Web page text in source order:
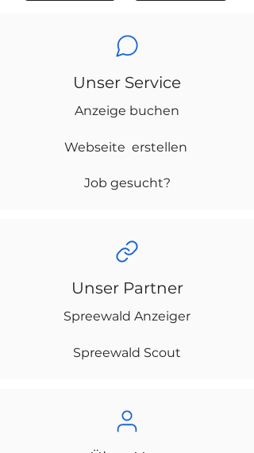
Unser Service
Anzeige buchen
Webseite erstellen
Job gesucht?
Unser Partner
Spreewald Anzeiger
Spreewald Scout